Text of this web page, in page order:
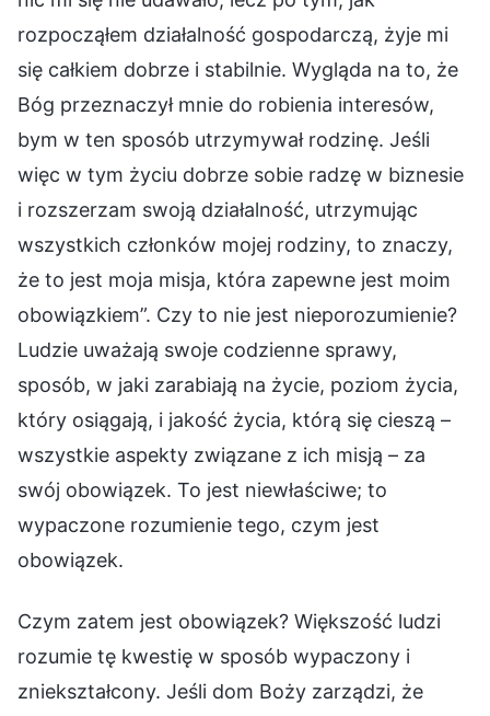
rozpocząłem działalność gospodarczą, żyje mi
się całkiem dobrze i stabilnie. Wygląda na to, że
Bóg przeznaczył mnie do robienia interesów,
bym w ten sposób utrzymywał rodzinę. Jeśli
więc w tym życiu dobrze sobie radzę w biznesie
i rozszerzam swoją działalność, utrzymując
wszystkich członków mojej rodziny, to znaczy,
że to jest moja misja, która zapewne jest moim
obowiązkiem”. Czy to nie jest nieporozumienie?
Ludzie uważają swoje codzienne sprawy,
sposób, w jaki zarabiają na życie, poziom życia,
który osiągają, i jakość życia, którą się cieszą –
wszystkie aspekty związane z ich misją – za
swój obowiązek. To jest niewłaściwe; to
wypaczone rozumienie tego, czym jest
obowiązek.
Czym zatem jest obowiązek? Większość ludzi
rozumie tę kwestię w sposób wypaczony i
zniekształcony. Jeśli dom Boży zarządzi, że